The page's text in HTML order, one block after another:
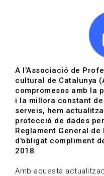
Actualitza't
Vols estar al dia?
HOME / BLOG
A l'Associació de
cultural de Catalunya
compromesos amb la
i la millora constant
serveis, hem
protecció de dades
Reglament General de
d'obligat compliment
2018.
Amb aquesta